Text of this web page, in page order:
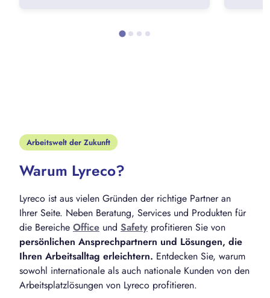
Arbeitswelt der Zukunft
Warum Lyreco?
Lyreco ist aus vielen Gründen der richtige Partner an
Ihrer Seite. Neben Beratung, Services und Produkten für
die Bereiche Office und Safety profitieren Sie von
persönlichen Ansprechpartnern und Lösungen, die
Ihren Arbeitsalltag erleichtern. Entdecken Sie, warum
sowohl internationale als auch nationale Kunden von den
Arbeitsplatzlösungen von Lyreco profitieren.